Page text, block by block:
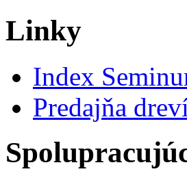
Linky
Index
Predajňa